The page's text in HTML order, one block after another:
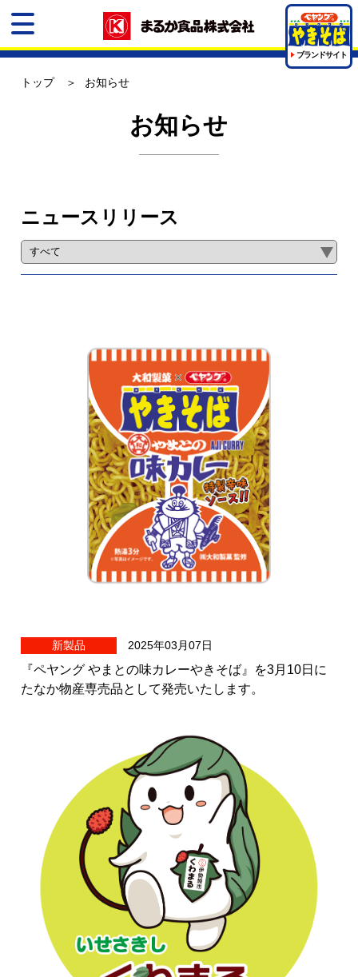
ブランドサイト
トップ お知らせ
お知らせ
ニュースリリース
新製品 2025年03月07日
『ペヤング やまとの味カレーやきそば』を3月10日に
たなか物産専売品として発売いたします。